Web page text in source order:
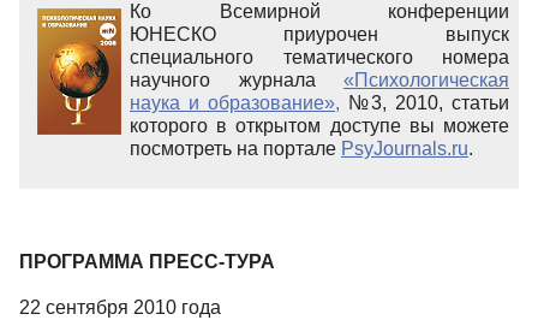
Ко Всемирной конференции
ЮНЕСКО приурочен выпуск
специального тематического номера
научного журнала «Психологическая
наука и образование», №3, 2010, статьи
которого в открытом доступе вы можете
посмотреть на портале PsyJournals.ru.
ПРОГРАММА ПРЕСС-ТУРА
22 сентября 2010 года